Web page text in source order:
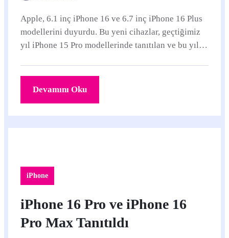
Apple, 6.1 inç iPhone 16 ve 6.7 inç iPhone 16 Plus
modellerini duyurdu. Bu yeni cihazlar, geçtiğimiz
yıl iPhone 15 Pro modellerinde tanıtılan ve bu yıl
Devamını Oku
iPhone
iPhone 16 Pro ve iPhone 16
Pro Max Tanıtıldı